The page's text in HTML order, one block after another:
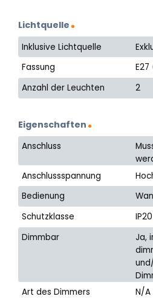
Lichtquelle
Inklusive Lichtquelle
Fassung
Anzahl der Leuchten
2
Eigenschaften
Anschluss
Anschlussspannung
Bedienung
Schutzklasse
Dimmbar
Ja,
Art des Dimmers
N/